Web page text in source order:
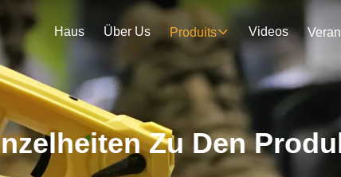
Haus Über Us Produits Videos
Zu Den